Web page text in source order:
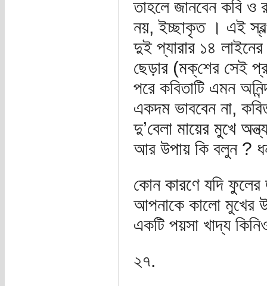
তাহলে জানবেন কবি ও
নয়, ইচ্ছাকৃত । এই
দুই প্যারার ১৪
ছেড়ার (মক্‌শের সেই
পরে কবিতাটি এমন
একদম ভাববেন না,
দু’বেলা মায়ের মুখে
আর উপায় কি বলুন ?
কোন কারণে যদি ফুলের
আপনাকে কালো মুখের
একটি পয়সা খাদ্য
২৭.